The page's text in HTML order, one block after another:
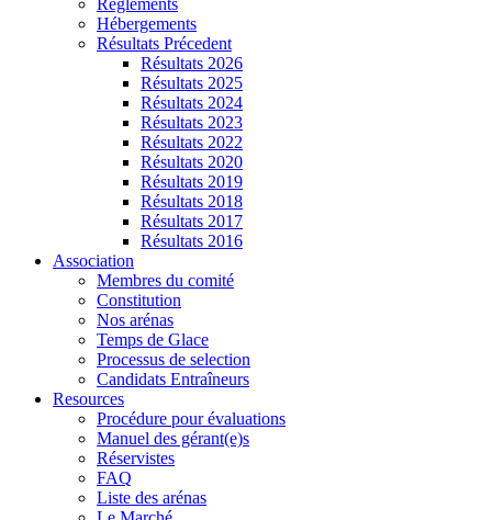
Règlements
Hébergements
Résultats Précedent
Résultats 2026
Résultats 2025
Résultats 2024
Résultats 2023
Résultats 2022
Résultats 2020
Résultats 2019
Résultats 2018
Résultats 2017
Résultats 2016
Association
Membres du comité
Constitution
Nos arénas
Temps de Glace
Processus de selection
Candidats Entraîneurs
Resources
Procédure pour évaluations
Manuel des gérant(e)s
Réservistes
FAQ
Liste des arénas